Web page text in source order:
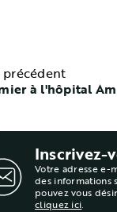
à l'hôpital
Inscrivez-
Votre adresse e-
des informations
pouvez vous
cliquez ici.